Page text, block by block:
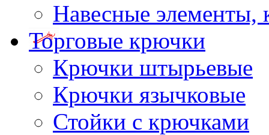
Навесные элементы,
Торговые крючки
Крючки штырьевые
Крючки язычковые
Стойки с крючками